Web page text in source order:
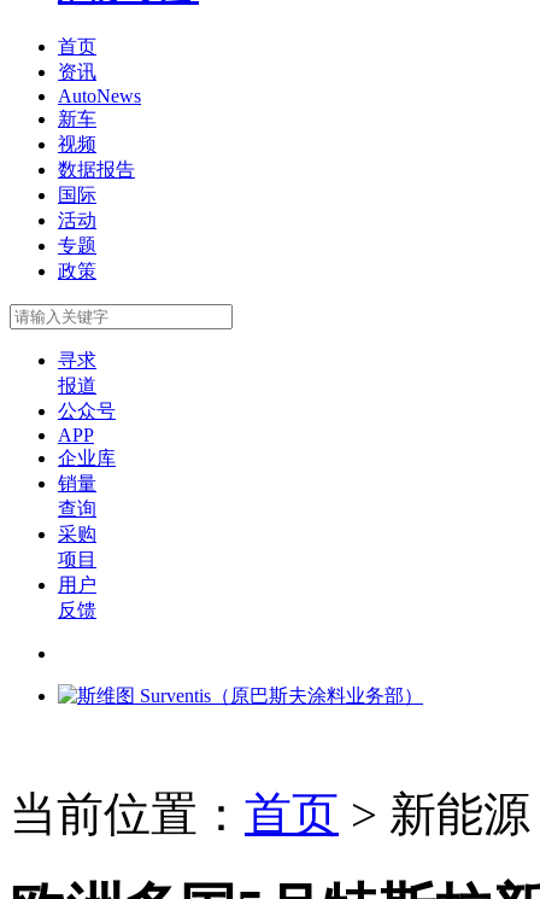
首页
资讯
AutoNews
新车
视频
数据报告
国际
活动
专题
政策
寻求
报道
公众号
APP
企业库
销量
查询
采购
项目
用户
反馈
当前位置： 首页 > 新能源